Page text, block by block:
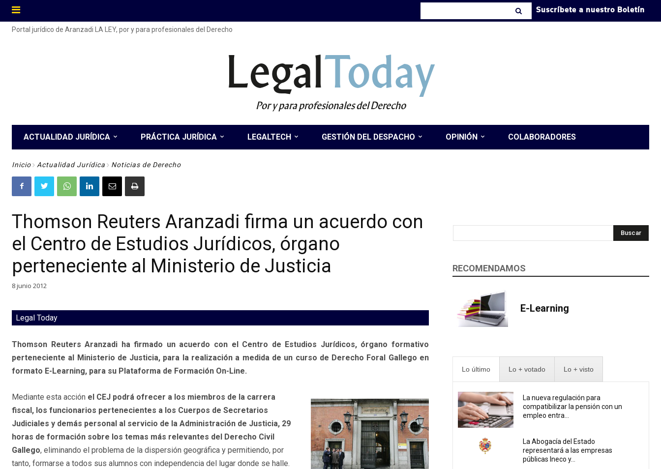
Suscríbete a nuestro Boletín
Portal jurídico de Aranzadi LA LEY, por y para profesionales del Derecho
LegalToday
Por y para profesionales del Derecho
ACTUALIDAD JURÍDICA PRÁCTICA JURÍDICA LEGALTECH GESTIÓN DEL DESPACHO OPINIÓN COLABORADORES
Inicio Actualidad Jurídica Noticias de Derecho
Thomson Reuters Aranzadi firma un acuerdo con
el Centro de Estudios Jurídicos, órgano
perteneciente al Ministerio de Justicia
8 junio 2012
Legal Today
Thomson Reuters Aranzadi ha firmado un acuerdo con el Centro de Estudios Jurídicos, órgano formativo
perteneciente al Ministerio de Justicia, para la realización a medida de un curso de Derecho Foral Gallego en
formato E-Learning, para su Plataforma de Formación On-Line.
Mediante esta acción el CEJ podrá ofrecer a los miembros de la carrera
fiscal, los funcionarios pertenecientes a los Cuerpos de Secretarios
Judiciales y demás personal al servicio de la Administración de Justicia, 29
horas de formación sobre los temas más relevantes del Derecho Civil
Gallego, eliminando el problema de la dispersión geográfica y permitiendo, por
tanto, formarse a todos sus alumnos con independencia del lugar donde se halle.
Buscar
RECOMENDAMOS
E-Learning
Lo último Lo + votado Lo + visto
La nueva regulación para
compatibilizar la pensión con un
empleo entra...
La Abogacía del Estado
representará a las empresas
públicas Ineco y...